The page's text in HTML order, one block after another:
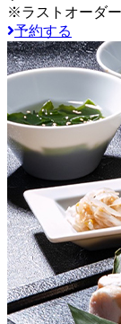
※ラストオーダー
予約する